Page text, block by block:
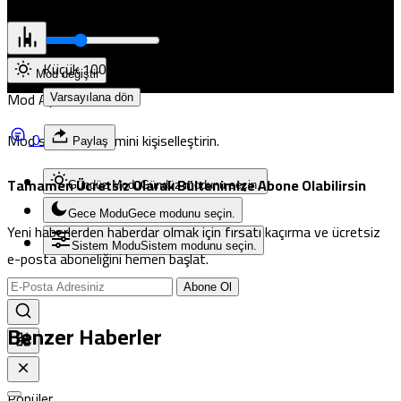
Mod değiştir
Mod Ayarları
Mod seçin, deneyimini kişiselleştirin.
Gündüz ModuGündüz modunu seçin.
Gece ModuGece modunu seçin.
Sistem ModuSistem modunu seçin.
Yazı Boyutunu Ayarla
Küçük100%
Varsayılana dön
0 Paylaş
Tamamen Ücretsiz Olarak Bültenimize Abone Olabilirsin
Yeni haberlerden haberdar olmak için fırsatı kaçırma ve ücretsiz
e-posta aboneliğini hemen başlat.
Abone Ol
Benzer Haberler